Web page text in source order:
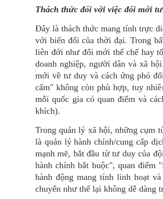
Thách thức đối với việc đổi mới
Đây là thách thức mang tính trực
với biến đổi của thời đại. Trong
liên đới như đổi mới thể chế hay
doanh nghiệp, người dân và xã
mới về tư duy và cách ứng phó
cấm" không còn phù hợp, tuy
mỗi quốc gia có quan điểm và
khích).
Trong quản lý xã hội, những cụm
là quản lý hành chính/cung cấp
mạnh mẽ, bắt đầu từ tư duy của
hành chính bắt buộc", quan điểm
hành động mang tính linh hoạt
chuyển như thế lại không dễ dàng